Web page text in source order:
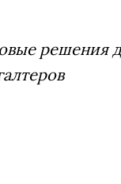
решения